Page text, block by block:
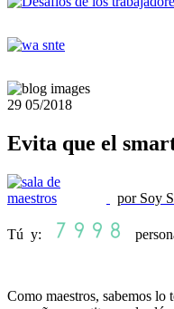
29 05/2018
Evita que el
por Soy
Tú y:
Como maestros, sabemos lo